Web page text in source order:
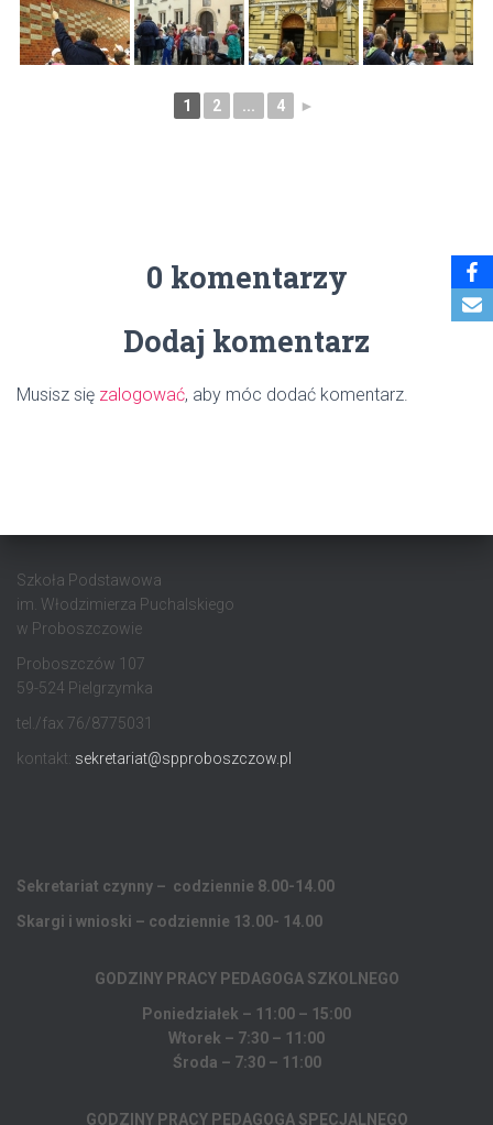
1 2 ... 4 ►
0 komentarzy
Dodaj komentarz
Musisz się zalogować, aby móc dodać komentarz.
Szkoła Podstawowa
im. Włodzimierza Puchalskiego
w Proboszczowie
Proboszczów 107
59-524 Pielgrzymka
tel./fax 76/8775031
kontakt: sekretariat@spproboszczow.pl
Sekretariat czynny – codziennie 8.00-14.00
Skargi i wnioski – codziennie 13.00- 14.00
GODZINY PRACY PEDAGOGA SZKOLNEGO
Poniedziałek – 11:00 – 15:00
Wtorek – 7:30 – 11:00
Środa – 7:30 – 11:00
GODZINY PRACY PEDAGOGA SPECJALNEGO